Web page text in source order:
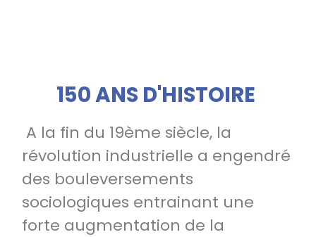
150 ANS D'HISTOIRE
A la fin du 19ème siècle, la
révolution industrielle a engendré
des bouleversements
sociologiques entrainant une
forte augmentation de la